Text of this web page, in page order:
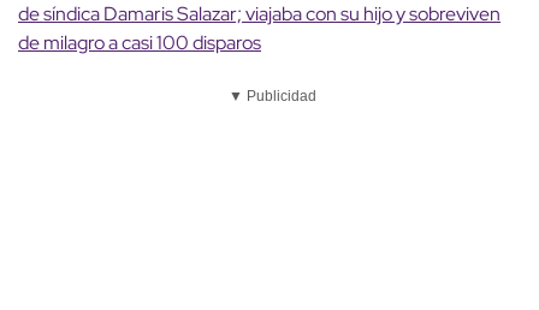
de síndica Damaris Salazar; viajaba con su hijo y sobreviven
de milagro a casi 100 disparos
▼ Publicidad